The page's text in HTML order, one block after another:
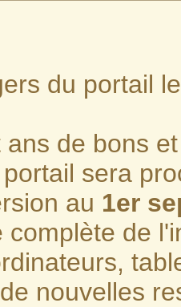
du portail
de bons
sera
au 1er
complète de
nouvelles